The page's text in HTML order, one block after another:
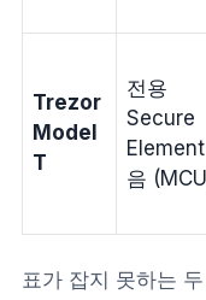
Trezor
Model
T
전용
Secure
음
표가 잡지 못하는